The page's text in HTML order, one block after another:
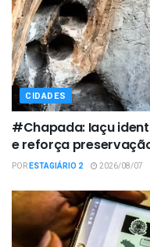
CIDADES
#Chapada: Iaçu
e reforça
PORESTAGIÁRIO 2 2026/08/07